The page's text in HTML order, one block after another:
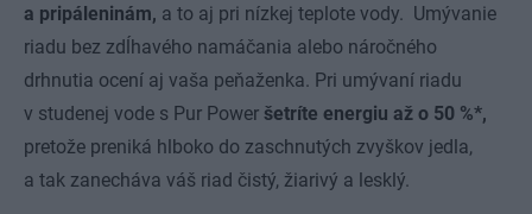
a pripáleninám, a to aj pri nízkej teplote vody. Umývanie
riadu bez zdĺhavého namáčania alebo náročného
drhnutia ocení aj vaša peňaženka. Pri umývaní riadu
v studenej vode s Pur Power šetríte energiu až o 50 %*,
pretože preniká hlboko do zaschnutých zvyškov jedla,
a tak zanecháva váš riad čistý, žiarivý a lesklý.